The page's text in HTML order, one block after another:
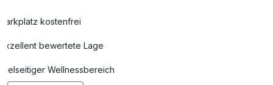
Parkplatz kostenfrei
Exzellent bewertete Lage
Vielseitiger Wellnessbereich